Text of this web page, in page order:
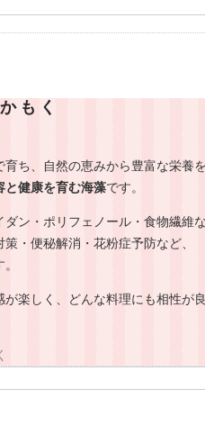
もく
ち、自然の恵みから豊富な栄養を
と健康を育む海藻です。
ダン・ポリフェノール・食物繊維
・便秘解消・花粉症予防など、
楽しく、どんな料理にも相性が良